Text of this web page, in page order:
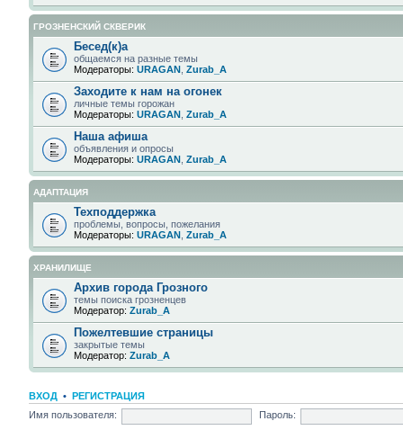
ГРОЗНЕНСКИЙ СКВЕРИК
Бесед(к)а
общаемся на разные темы
Модераторы: URAGAN Zurab_A
Заходите к нам на огонек
личные темы горожан
Модераторы: URAGAN Zurab_A
Наша афиша
объявления и опросы
Модераторы: URAGAN Zurab_A
АДАПТАЦИЯ
Техподдержка
проблемы, вопросы, пожелания
Модераторы: URAGAN Zurab_A
ХРАНИЛИЩЕ
Архив города Грозного
темы поиска грозненцев
Модератор: Zurab_A
Пожелтевшие страницы
закрытые темы
Модератор: Zurab_A
ВХОД • РЕГИСТРАЦИЯ
Имя пользователя:
Пароль: